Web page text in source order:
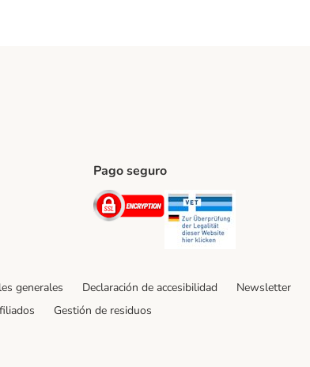
Shipping Method
Shipping Method
Pago seguro
Security
generales Declaración de accesibilidad Newsletter
Gestión de residuos